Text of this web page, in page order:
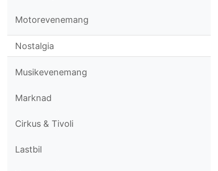
Motorevenemang
Nostalgia
Musikevenemang
Marknad
Cirkus & Tivoli
Lastbil